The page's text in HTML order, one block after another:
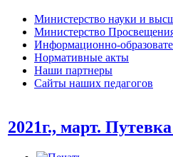
Министерство науки и
Министерство
Информационно-
Нормативные акты
Наши партнеры
Сайты наших педагогов
2021г., март.